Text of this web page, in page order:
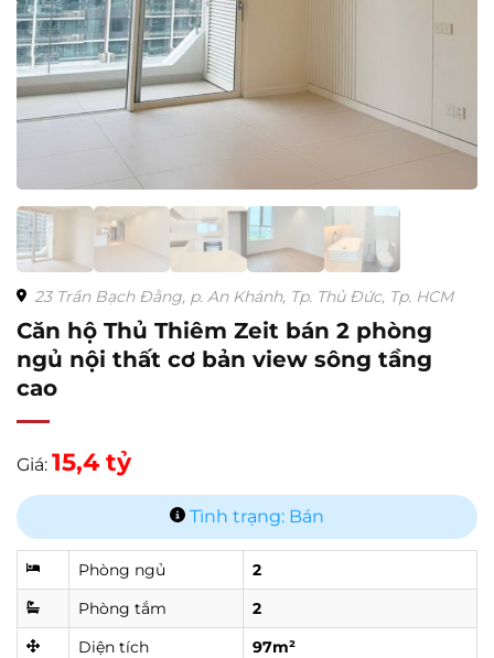
23 Trần Bạch Đằng, p. An Khánh, Tp. Thủ Đức, Tp. HCM
Căn hộ Thủ Thiêm Zeit bán 2 phòng
ngủ nội thất cơ bản view sông tầng
cao
Giá: 15,4 tỷ
Tình trạng: Bán
Phòng ngủ
2
Phòng tắm
2
Diện tích
97m²